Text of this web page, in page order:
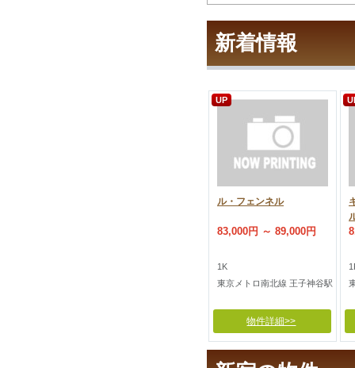
新着情報
UP
ル・フェンネル
83,000円 ～ 89,000円
1K
東京メトロ南北線 王子神谷駅
物件詳細>>